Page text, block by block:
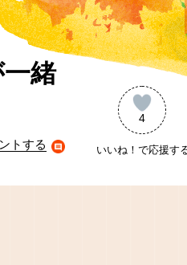
緒
トする
4
いいね！で応援す